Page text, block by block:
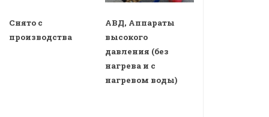
Снято с
производства
АВД, Аппараты
высокого
давления (без
нагрева и с
нагревом воды)